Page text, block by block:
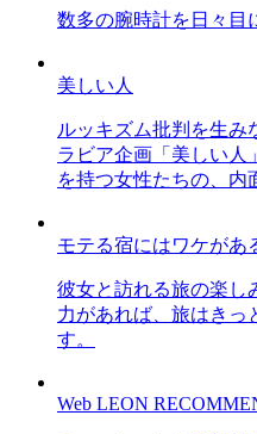
数多の腕時計を日々目
美しい人
ルッキズム批判を生
ラビア企画「美しい人
を持つ女性たちの、内
モテる宿にはワケがあ
彼女と訪れる旅の楽し
力があれば、旅はきっ
す。
Web LEON